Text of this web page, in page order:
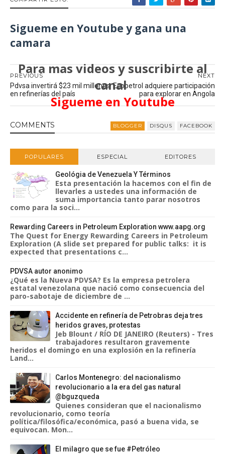
Sigueme en Youtube y gana una
camara
Para mas videos y suscribirte al
canal
Sigueme en Youtube
NEXT
Ecopetrol adquiere participación
para explorar en Angola
PREVIOUS
Pdvsa invertirá $23 mil millones
en refinerías del país
COMMENTS BLOGGER DISQUS FACEBOOK
POPULARES ESPECIAL EDITORES
Geológia de Venezuela Y Términos
Esta presentación la hacemos con el fin de
llevarles a ustedes una información de
suma importancia tanto parar nosotros
como para la soci...
Rewarding Careers in Petroleum Exploration www.aapg.org
The Quest for Energy Rewarding Careers in Petroleum
Exploration (A slide set prepared for public talks: it is
expected that presentations c...
PDVSA autor anonimo
¿Qué es la Nueva PDVSA? Es la empresa petrolera
estatal venezolana que nació como consecuencia del
paro-sabotaje de diciembre de ...
Accidente en refinería de Petrobras deja tres
heridos graves, protestas
Jeb Blount / RÍO DE JANEIRO (Reuters) - Tres
trabajadores resultaron gravemente
heridos el domingo en una explosión en la refinería
Land...
Carlos Montenegro: del nacionalismo
revolucionario a la era del gas natural
@bguzqueda
Quienes consideran que el nacionalismo
revolucionario, como teoría
política/filosófica/económica, pasó a buena vida, se
equivocan. Mon...
El milagro que se fue #Petróleo